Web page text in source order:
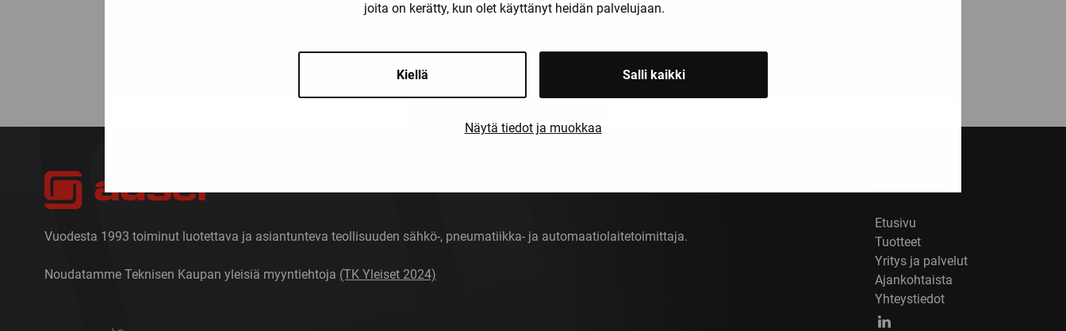
joita on kerätty, kun olet käyttänyt heidän palvelujaan.
Kiellä Salli kaikki
Näytä tiedot ja muokkaa
Vuodesta 1993 toiminut luotettava ja asiantunteva teollisuuden sähkö-, pneumatiikka- ja automaatiolaitetoimittaja.
Noudatamme Teknisen Kaupan yleisiä myyntiehtoja (TK Yleiset 2024)
Etusivu
Tuotteet
Yritys ja palvelut
Ajankohtaista
Yhteystiedot